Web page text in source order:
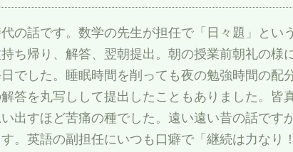
の話です。数学の先生が担任で「日々題」とい
ち帰り、解答、翌朝提出。朝の授業前朝礼の様
でした。睡眠時間を削っても夜の勉強時間の配
答を丸写しして提出したこともありました。皆
出すほど苦痛の種でした。遠い遠い昔の話です
。英語の副担任にいつも口癖で「継続は力なり